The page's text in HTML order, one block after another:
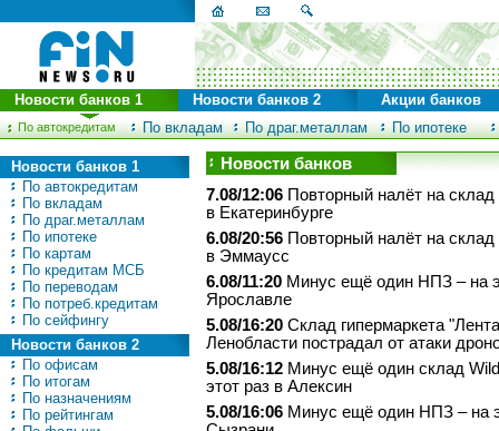
По автокредитам По вкладам По драг.металлам По ипотеке
Новости банков 1 Новости банков 2 Акции банков
Новости банков 1
По автокредитам
По вкладам
По драг.металлам
По ипотеке
По картам
По кредитам МСБ
По переводам
По потреб.кредитам
По сейфингу
Новости банков 2
По офисам
По итогам
По назначениям
По рейтингам
Новости банков
7.08/12:06 Повторный налёт на склад
в Екатеринбурге
6.08/20:56 Повторный налёт на склад
в Эммаусс
6.08/11:20 Минус ещё один НПЗ – на
Ярославле
5.08/16:20 Склад гипермаркета
Ленобласти пострадал от атаки
5.08/16:12 Минус ещё один склад
этот раз в Алексин
5.08/16:06 Минус ещё один НПЗ – на